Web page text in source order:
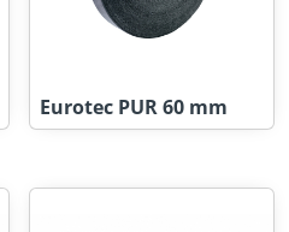
Eurotec PUR 60 mm